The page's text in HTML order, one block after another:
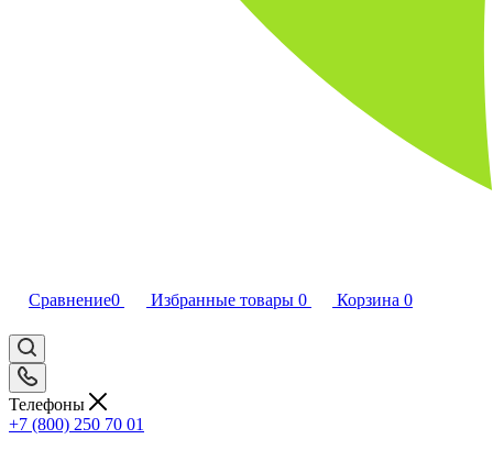
Сравнение0 Избранные товары 0 Корзина 0
Телефоны
+7 (800) 250 70 01